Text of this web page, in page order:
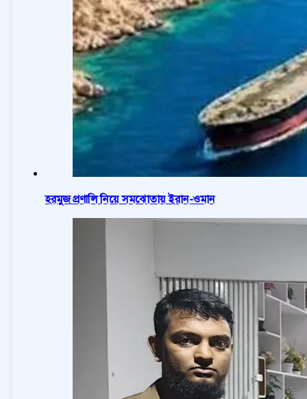
হরমুজ প্রণালি নিয়ে সমঝোতায় ইরান-ওমান